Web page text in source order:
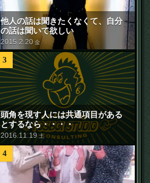
他人の話は聞きたくなくて、自分
の話は聞いて欲しい
2015 2 20 金
3
頭角を現す人には共通項目がある
とするなら・・・・
2016.11.19 土
4